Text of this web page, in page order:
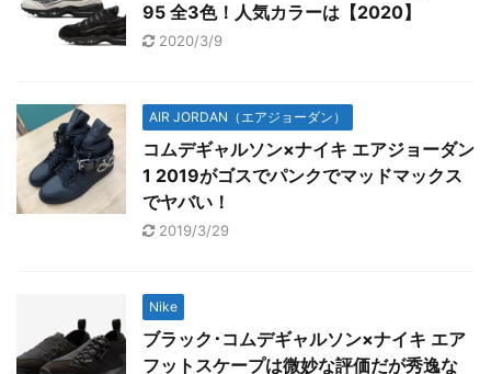
95 全3色！人気カラーは【2020】
2020/3/9
AIR JORDAN（エアジョーダン）
コムデギャルソン×ナイキ エアジョーダン
1 2019がゴスでパンクでマッドマックス
でヤバい！
2019/3/29
Nike
ブラック･コムデギャルソン×ナイキ エア
フットスケープは微妙な評価だが秀逸な